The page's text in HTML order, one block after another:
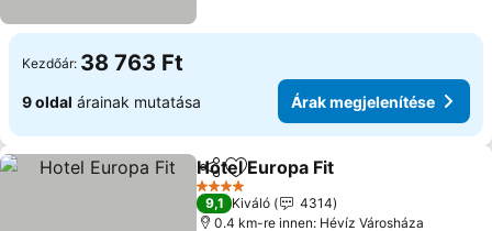
Kezdőár: 38 763 Ft
9 oldal árainak mutatása Árak megjelenítése
Megosztás
Hozzáadás a kedvencekhez
Hotel Europa Fit
4 Kategória
9,1 Kiváló
4314
0.4 km-re innen: Hévíz Városháza